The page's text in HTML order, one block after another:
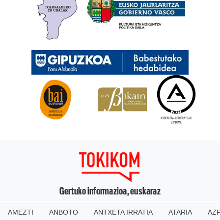
Gertuko informazioa, euskaraz
AMEZTI ANBOTO ANTXETA IRRATIA ATARIA